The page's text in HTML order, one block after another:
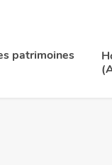
patrimoines